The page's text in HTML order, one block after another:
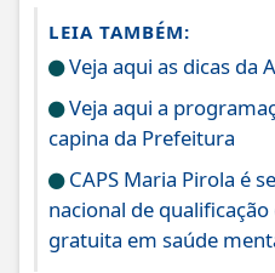
LEIA TAMBÉM:
Veja aqui as dicas da
Veja aqui a
capina da Prefeitura
CAPS Maria Pirola é
nacional de
gratuita em saúde